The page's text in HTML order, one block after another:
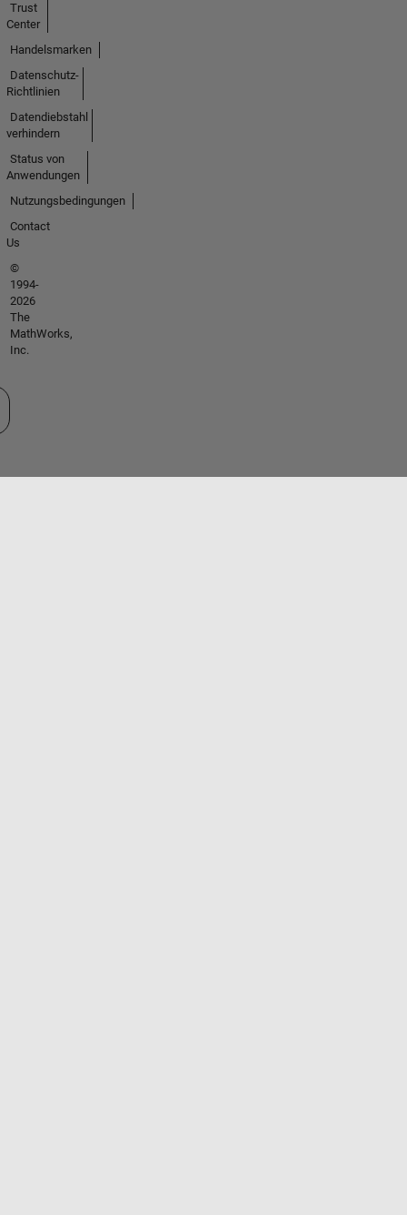
Trust
Center
Handelsmarken
Datenschutz-
Richtlinien
Datendiebstahl
verhindern
Status von
Anwendungen
Nutzungsbedingungen
Contact
Us
©
1994-
2026
The
MathWorks,
Inc.